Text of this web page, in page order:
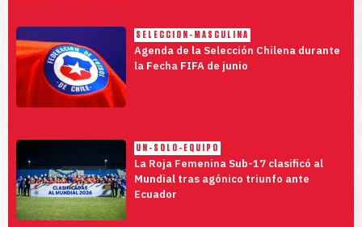
SELECCION-MASCULINA
Agenda de la Selección Chilena durante
la Fecha FIFA de junio
UN-SOLO-EQUIPO
La Roja Femenina Sub-17 clasificó al
Mundial tras agónico triunfo ante
Ecuador